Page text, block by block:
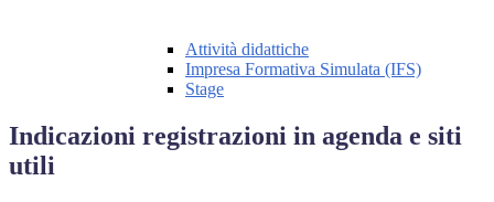
Attività didattiche
Impresa Formativa Simulata (IFS)
Stage
Indicazioni registrazioni in agenda e siti
utili